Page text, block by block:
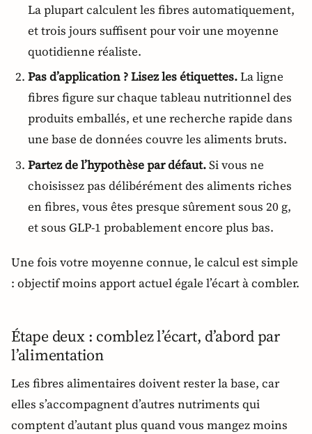
La plupart calculent les fibres automatiquement,
et trois jours suffisent pour voir une moyenne
quotidienne réaliste.
Pas d’application ? Lisez les étiquettes.La ligne
fibres figure sur chaque tableau nutritionnel des
produits emballés, et une recherche rapide dans
une base de données couvre les aliments bruts.
Partez de l’hypothèse par défaut.Si vous ne
choisissez pas délibérément des aliments riches
en fibres, vous êtes presque sûrement sous 20 g,
et sous GLP-1 probablement encore plus bas.
Une fois votre moyenne connue, le calcul est simple
: objectif moins apport actuel égale l’écart à combler.
Étape deux : comblez l’écart, d’abord par
l’alimentation
Les fibres alimentaires doivent rester la base, car
elles s’accompagnent d’autres nutriments qui
comptent d’autant plus quand vous mangez moins